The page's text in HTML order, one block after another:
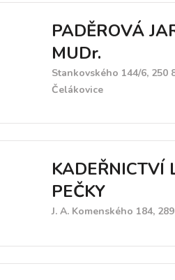
PADĚROVÁ
MUDr.
Stankovského 144/6, 250
Čelákovice
KADEŘNICTVÍ
PEČKY
J. A. Komenského 184,